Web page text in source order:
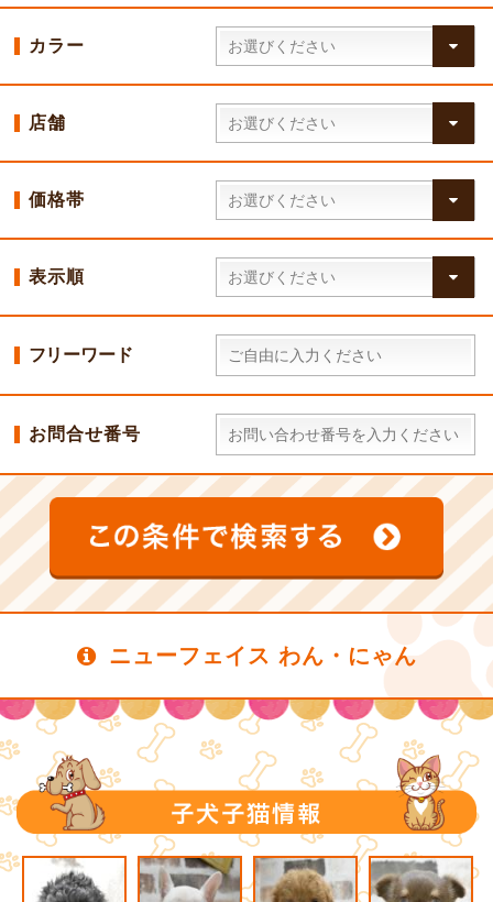
カラー
店舗
価格帯
表示順
フリーワード
お問合せ番号
ニューフェイス わん・にゃん